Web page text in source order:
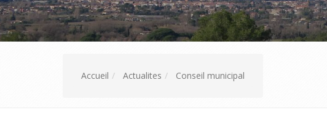
Accueil Actualites Conseil municipal